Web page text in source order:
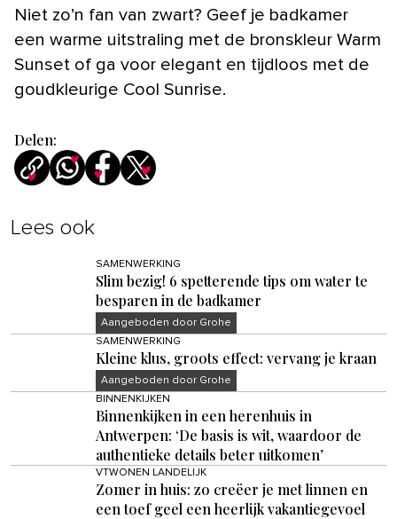
Niet zo’n fan van zwart? Geef je badkamer
een warme uitstraling met de bronskleur Warm
Sunset of ga voor elegant en tijdloos met de
goudkleurige Cool Sunrise.
Delen:
Lees ook
SAMENWERKING
Slim bezig! 6 spetterende tips om water te
besparen in de badkamer
Aangeboden door Grohe
SAMENWERKING
Kleine klus, groots effect: vervang je kraan
Aangeboden door Grohe
BINNENKIJKEN
Binnenkijken in een herenhuis in
Antwerpen: ‘De basis is wit, waardoor de
authentieke details beter uitkomen’
VTWONEN LANDELIJK
Zomer in huis: zo creëer je met linnen en
een toef geel een heerlijk vakantiegevoel